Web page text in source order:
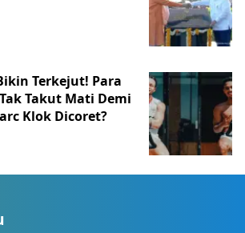
Terkejut! Para
Takut Mati Demi
Klok Dicoret?